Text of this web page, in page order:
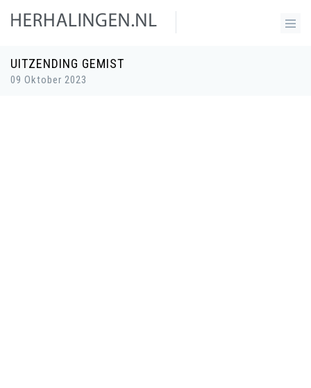
UITZENDING GEMIST
09 Oktober 2023